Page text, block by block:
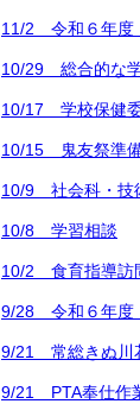
11/2 令和６年
10/29 総合的な学
10/17 学校保健
10/15 鬼友祭準
10/9 社会科・技
10/8 学習相談
10/2 食育指導訪
9/28 令和６年
9/21 常総きぬ川
9/21 PTA奉仕作